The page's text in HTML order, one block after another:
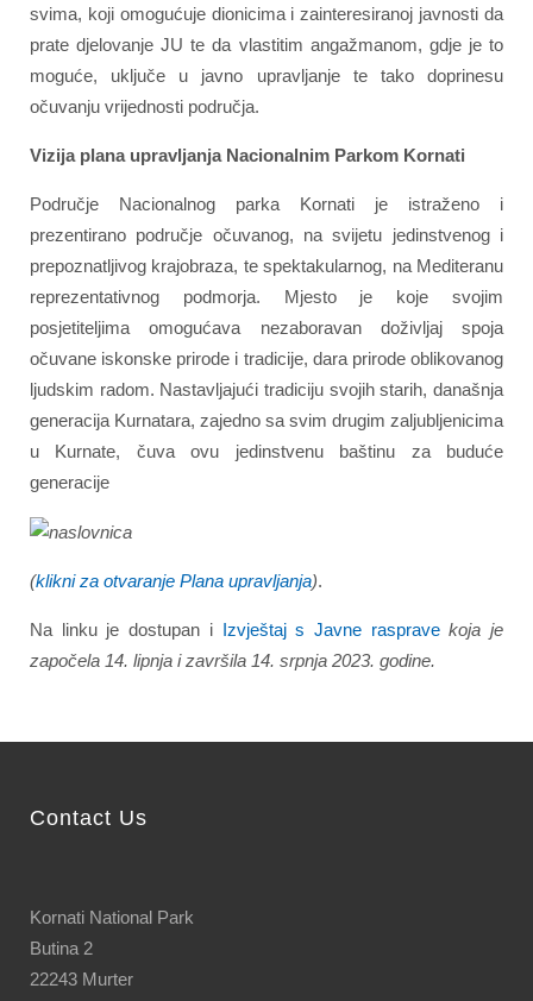
svima, koji omogućuje dionicima i zainteresiranoj javnosti da
prate djelovanje JU te da vlastitim angažmanom, gdje je to
moguće, uključe u javno upravljanje te tako doprinesu
očuvanju vrijednosti područja.
Vizija plana upravljanja Nacionalnim Parkom Kornati
Područje Nacionalnog parka Kornati je istraženo i
prezentirano područje očuvanog, na svijetu jedinstvenog i
prepoznatljivog krajobraza, te spektakularnog, na Mediteranu
reprezentativnog podmorja. Mjesto je koje svojim
posjetiteljima omogućava nezaboravan doživljaj spoja
očuvane iskonske prirode i tradicije, dara prirode oblikovanog
ljudskim radom. Nastavljajući tradiciju svojih starih, današnja
generacija Kurnatara, zajedno sa svim drugim zaljubljenicima
u Kurnate, čuva ovu jedinstvenu baštinu za buduće
generacije
(klikni za otvaranje Plana upravljanja).
Na linku je dostupan i Izvještaj s Javne raspravekoja je
započela 14. lipnja i završila 14. srpnja 2023. godine.
Contact Us
Kornati National Park
Butina 2
22243 Murter